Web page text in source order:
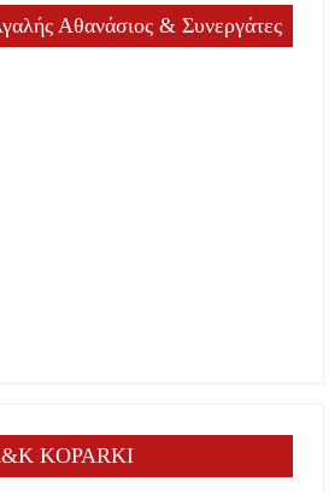
Αθανάσιος & Συνεργάτες
KOPARKI